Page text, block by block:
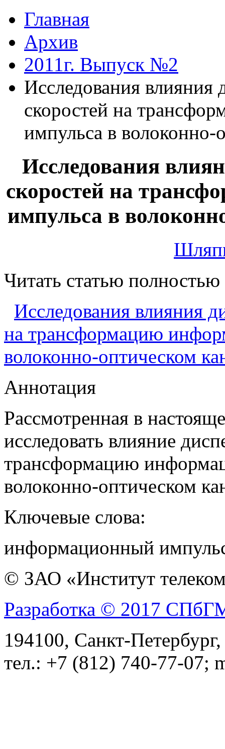
Главная
Архив
2011г. Выпуск №2
Исследования влияния
скоростей на
импульса в волоконно-
Исследования
скоростей на
импульса в
Читать статью полностью
Исследования влияния
на трансформацию
волоконно-оптическом
Аннотация
Рассмотренная в
исследовать влияние
трансформацию
волоконно-оптическом
Ключевые слова:
информационный
© ЗАО «Институт
Разработка © 2017
194100, Санкт-
тел.: +7 (812) 740-77-07;